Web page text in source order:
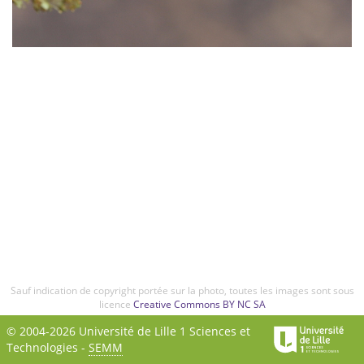
Sauf indication de copyright portée sur la photo, toutes les images sont sous
licence Creative Commons BY NC SA
© 2004-2026 Université de Lille 1 Sciences et
Technologies - SEMM